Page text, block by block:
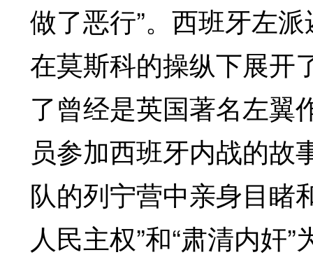
做了恶行”。西班牙左
在莫斯科的操纵下展开
了曾经是英国著名左翼
员参加西班牙内战的故
队的列宁营中亲身目睹
人民主权”和“肃清内奸